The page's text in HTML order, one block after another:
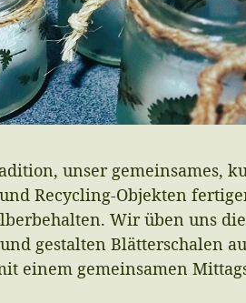
unser gemeinsames,
Recycling-Objekten
Wir üben uns
gestalten Blätterschalen
einem gemeinsamen